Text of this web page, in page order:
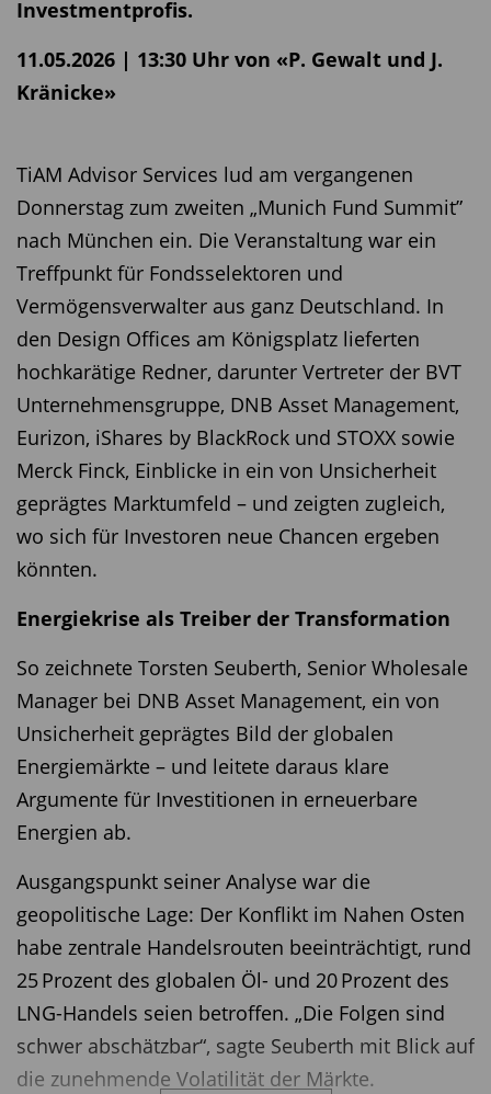
Investmentprofis.
11.05.2026 | 13:30 Uhr von «P. Gewalt und J.
Kränicke»
TiAM Advisor Services lud am vergangenen
Donnerstag zum zweiten „Munich Fund Summit”
nach München ein. Die Veranstaltung war ein
Treffpunkt für Fondsselektoren und
Vermögensverwalter aus ganz Deutschland. In
den Design Offices am Königsplatz lieferten
hochkarätige Redner, darunter Vertreter der BVT
Unternehmensgruppe, DNB Asset Management,
Eurizon, iShares by BlackRock und STOXX sowie
Merck Finck, Einblicke in ein von Unsicherheit
geprägtes Marktumfeld – und zeigten zugleich,
wo sich für Investoren neue Chancen ergeben
könnten.
Energiekrise als Treiber der Transformation
So zeichnete Torsten Seuberth, Senior Wholesale
Manager bei DNB Asset Management, ein von
Unsicherheit geprägtes Bild der globalen
Energiemärkte – und leitete daraus klare
Argumente für Investitionen in erneuerbare
Energien ab.
Ausgangspunkt seiner Analyse war die
geopolitische Lage: Der Konflikt im Nahen Osten
habe zentrale Handelsrouten beeinträchtigt, rund
25 Prozent des globalen Öl- und 20 Prozent des
LNG-Handels seien betroffen. „Die Folgen sind
schwer abschätzbar“, sagte Seuberth mit Blick auf
die zunehmende Volatilität der Märkte.